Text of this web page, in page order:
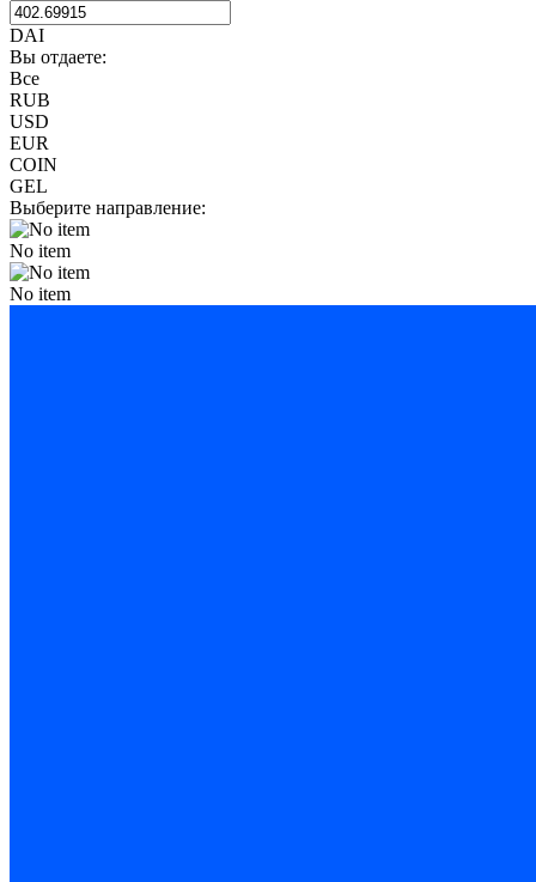
DAI
Вы отдаете:
Все
RUB
USD
EUR
COIN
GEL
Выберите направление:
No item
No item